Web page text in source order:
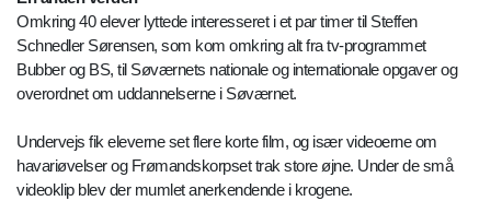
Omkring 40 elever lyttede interesseret i et par timer til Steffen
Schnedler Sørensen, som kom omkring alt fra tv-programmet
Bubber og BS, til Søværnets nationale og internationale opgaver og
overordnet om uddannelserne i Søværnet.
Undervejs fik eleverne set flere korte film, og især videoerne om
havariøvelser og Frømandskorpset trak store øjne. Under de små
videoklip blev der mumlet anerkendende i krogene.